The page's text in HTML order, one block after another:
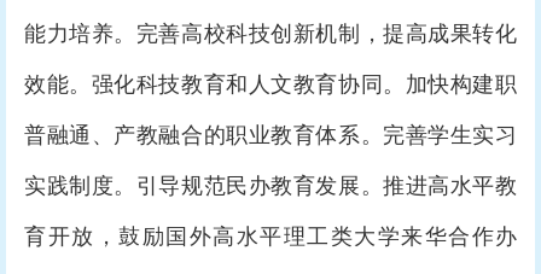
能力培养。完善高校科技创新机制，提高成果转化
效能。强化科技教育和人文教育协同。加快构建职
普融通、产教融合的职业教育体系。完善学生实习
实践制度。引导规范民办教育发展。推进高水平教
育开放，鼓励国外高水平理工类大学来华合作办